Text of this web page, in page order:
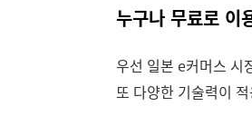
누구나 무료로 이
우선 일본 e커머스 시
또 다양한 기술력이